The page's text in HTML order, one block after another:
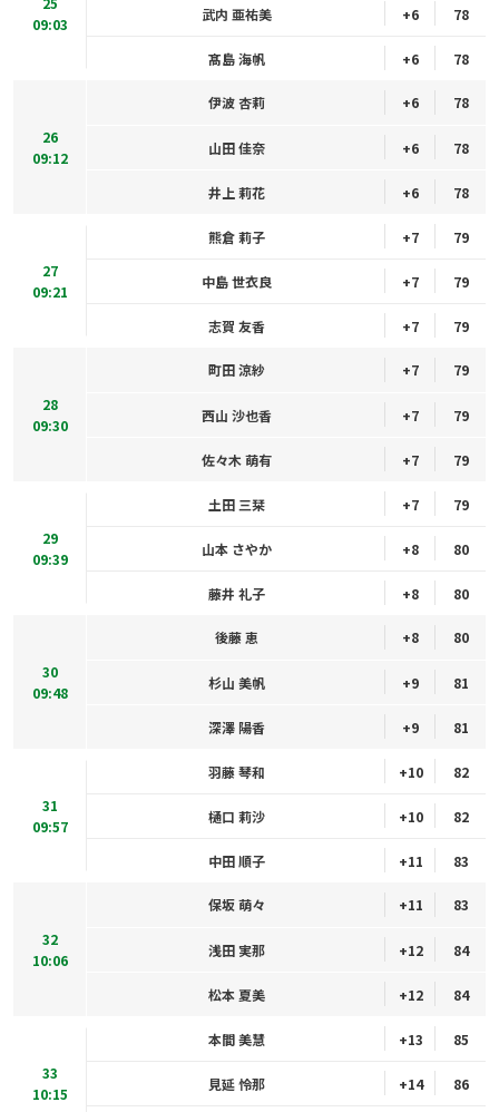
09:03
武内 亜祐美 +6 78
髙島 海帆 +6 78
26
09:12
伊波 杏莉 +6 78
山田 佳奈 +6 78
井上 莉花 +6 78
27
09:21
熊倉 莉子 +7 79
中島 世衣良 +7 79
志賀 友香 +7 79
28
09:30
町田 涼紗 +7 79
西山 沙也香 +7 79
佐々木 萌有 +7 79
29
09:39
土田 三栞 +7 79
山本 さやか +8 80
藤井 礼子 +8 80
30
09:48
後藤 恵 +8 80
杉山 美帆 +9 81
深澤 陽香 +9 81
31
09:57
羽藤 琴和 +10 82
樋口 莉沙 +10 82
中田 順子 +11 83
32
10:06
保坂 萌々 +11 83
浅田 実那 +12 84
松本 夏美 +12 84
33
10:15
本間 美慧 +13 85
見延 怜那 +14 86